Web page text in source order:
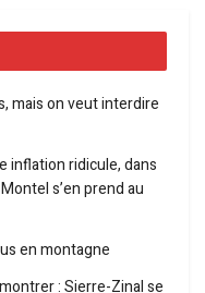
mais on veut interdire
inflation ridicule, dans
s’en prend au
en montagne
: Sierre-Zinal se